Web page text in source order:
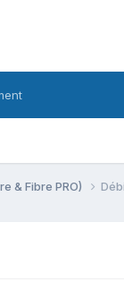
& Fibre PRO)